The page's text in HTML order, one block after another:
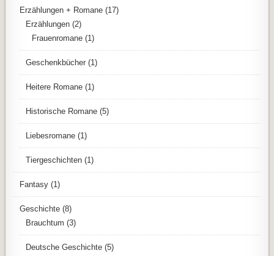
Erzählungen + Romane (17)
Erzählungen (2)
Frauenromane (1)
Geschenkbücher (1)
Heitere Romane (1)
Historische Romane (5)
Liebesromane (1)
Tiergeschichten (1)
Fantasy (1)
Geschichte (8)
Brauchtum (3)
Deutsche Geschichte (5)